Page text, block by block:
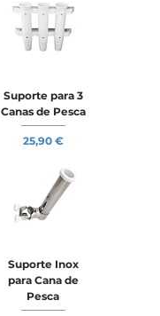
Suporte para 3
Canas de Pesca
Preço
25,90 €
Suporte Inox
para Cana de
Pesca